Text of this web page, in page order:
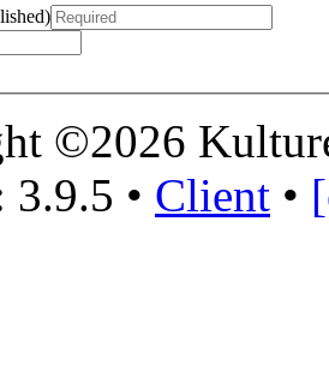
©2026
3.9.5 • Client •